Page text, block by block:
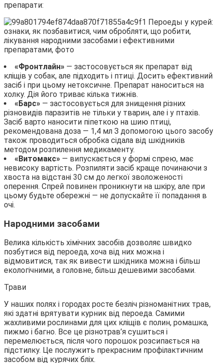
препарати:
«Фронтлайн» — застосовується як препарат від
кліщів у собак, але підходить і птиці. Досить ефективний
засіб і при цьому нетоксичне. Препарат наноситься на
холку. Дія його триває кілька тижнів.
«Барс» — застосовується для знищення різних
різновидів паразитів не тільки у тварин, але і у птахів.
Засіб варто наносити піпеткою на шию птиці,
рекомендована доза — 1,4 мл З допомогою цього засобу
також проводиться обробка сідала від шкідників
методом розпилення медикаменту.
«Витомакс» — випускається у формі спрею, має
невисоку вартість. Розпиляти засіб краще починаючи з
хвоста на відстані 30 см до легкої зволоженості
оперення. Спрей повинен проникнути на шкіру, але при
цьому будьте обережні — не допускайте її попадання в
очі.
Народними засобами
Велика кількість хімічних засобів дозволяє швидко
позбутися від пероеда, хоча від них можна і
відмовитися, так як вивести шкідника можна і більш
екологічними, а головне, більш дешевими засобами.
Трави
У наших полях і городах росте безліч різноманітних трав,
які здатні врятувати курник від пероеда. Самими
жахливими рослинами для цих кліщів є полин, ромашка,
пижмо і багно. Все це різнотрав’я сушиться і
перемелюється, після чого порошок розсипається на
підстилку. Це послужить прекрасним профілактичним
засобом від курячих бліх.